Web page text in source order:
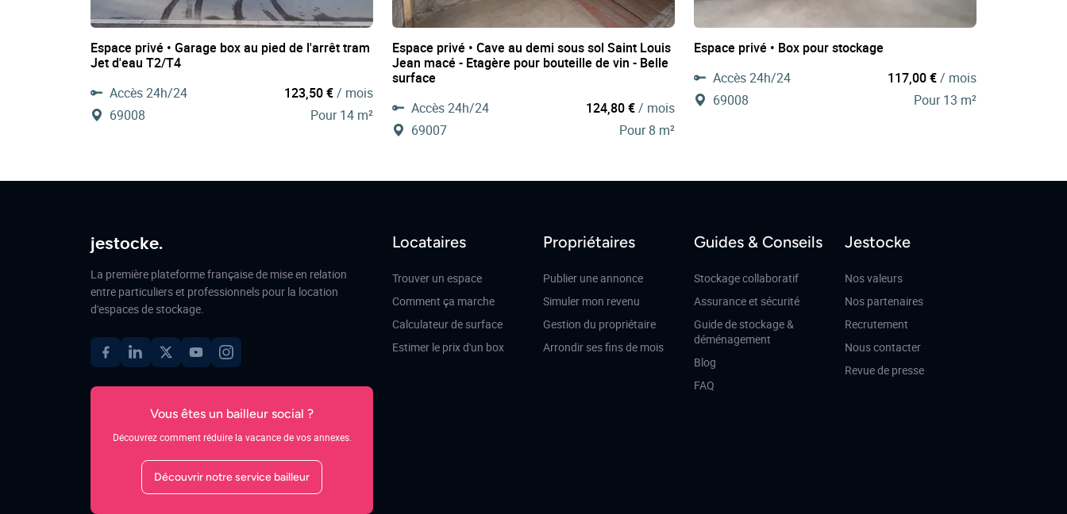
Espace privé • Garage box au pied de l'arrêt tram
Jet d'eau T2/T4
Accès 24h/24
69008
123,50 €/ mois
Pour 14 m²
Espace privé • Cave au demi sous sol Saint Louis
Jean macé - Etagère pour bouteille de vin - Belle
surface
Accès 24h/24
69007
124,80 €/ mois
Pour 8 m²
Espace privé • Box pour stockage
Accès 24h/24
69008
117,00 €/ mois
Pour 13 m²
jestocke.
La première plateforme française de mise en relation
entre particuliers et professionnels pour la location
d'espaces de stockage.
Vous êtes un bailleur social ?
Découvrez comment réduire la vacance de vos annexes.
Découvrir notre service bailleur
Locataires
Trouver un espace
Comment ça marche
Calculateur de surface
Estimer le prix d'un box
Propriétaires
Publier une annonce
Simuler mon revenu
Gestion du propriétaire
Arrondir ses fins de mois
Guides & Conseils
Stockage collaboratif
Assurance et sécurité
Guide de stockage &
déménagement
Blog
FAQ
Jestocke
Nos valeurs
Nos partenaires
Recrutement
Nous contacter
Revue de presse